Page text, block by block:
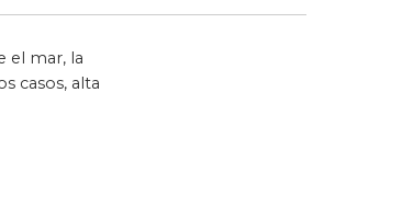
el mar, la
casos, alta